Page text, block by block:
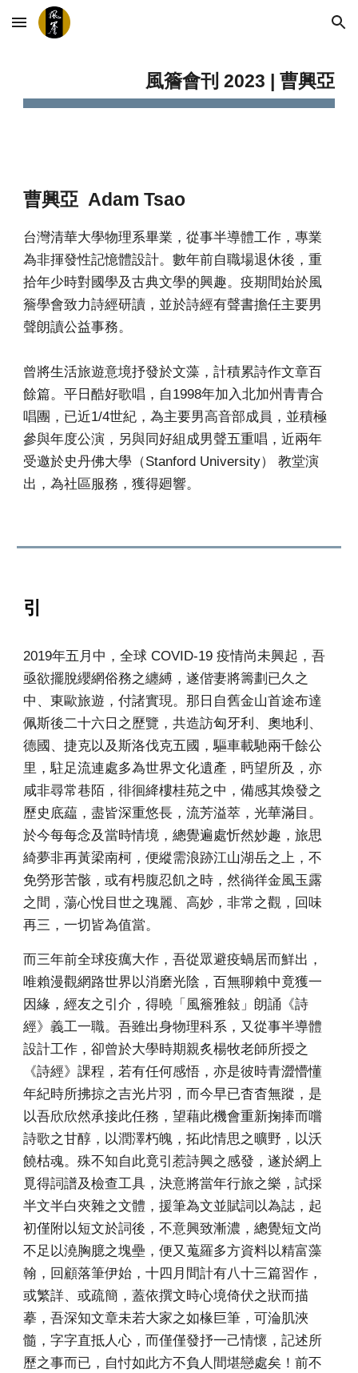
Skip to main content Skip to navigation
風簷會刊 2023 | 曹興亞
曹興亞 Adam Tsao
台灣清華大學物理系畢業，從事半導體工作，專業
為非揮發性記憶體設計。數年前自職場退休後，重
拾年少時對國學及古典文學的興趣。疫期間始於風
簷學會致力詩經研讀，並於詩經有聲書擔任主要男
聲朗讀公益事務。
曾將生活旅遊意境抒發於文藻，計積累詩作文章百
餘篇。平日酷好歌唱，自1998年加入北加州青青合
唱團，已近1/4世紀，為主要男高音部成員，並積極
參與年度公演，另與同好組成男聲五重唱，近兩年
受邀於史丹佛大學 （Stanford University）
教堂演
出，為社區服務，獲得廻響。
引
2019年五月中，全球 COVID-19 疫情尚未興起，吾
亟欲擺脫纓網俗務之纏縛，遂偕妻將籌劃已久之
中、東歐旅遊，付諸實現。那日自舊金山首途布達
佩斯後二十六日之歷覽，共造訪匈牙利、奧地利、
德國、捷克以及斯洛伐克五國，驅車載馳兩千餘公
里，駐足流連處多為世界文化遺產，眄望所及，亦
咸非尋常巷陌，徘徊絳樓桂苑之中，備感其煥發之
歷史底藴，盡皆深重悠長，流芳溢萃，光華滿目。
於今每每念及當時情境，總覺遍處忻然妙趣，旅思
綺夢非再黃梁南柯，便縱需浪跡江山湖岳之上，不
免勞形苦骸，或有枵腹忍飢之時，然徜徉金風玉露
之間，蕩心悅目世之瑰麗、高妙，非常之觀，回味
再三，一切皆為值當。
而三年前全球疫癘大作，吾從眾避疫蝸居而鮮出，
唯賴漫觀網路世界以消磨光陰，百無聊賴中竟獲一
因緣，經友之引介，得曉「風簷雅敍」朗誦《詩
經》義工一職。吾雖出身物理科系，又從事半導體
設計工作，卻曾於大學時期親炙楊牧老師所授之
《詩經》課程，若有任何感悟，亦是彼時青澀懵懂
年紀時所拂掠之吉光片羽，而今早已杳杳無蹤，是
以吾欣欣然承接此任務，望藉此機會重新掬捧而嚐
詩歌之甘醇，以潤澤朽魄，拓此情思之曠野，以沃
饒枯魂。殊不知自此竟引惹詩興之感發，遂於網上
覓得詞譜及檢查工具，決意將當年行旅之樂，試採
半文半白夾雜之文體，援筆為文並賦詞以為誌，起
初僅附以短文於詞後，不意興致漸濃，總覺短文尚
不足以澆胸臆之塊壘，便又蒐羅多方資料以精富藻
翰，回顧落筆伊始，十四月間計有八十三篇習作，
或繁詳、或疏簡，蓋依撰文時心境倚伏之狀而描
摹，吾深知文章未若大家之如椽巨筆，可淪肌浹
髓，字字直抵人心，而僅僅發抒一己情懷，記述所
歷之事而已，自忖如此方不負人間堪戀處矣！前不